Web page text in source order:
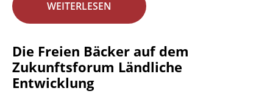
WEITERLESEN
Die Freien Bäcker auf dem
Zukunftsforum Ländliche
Entwicklung